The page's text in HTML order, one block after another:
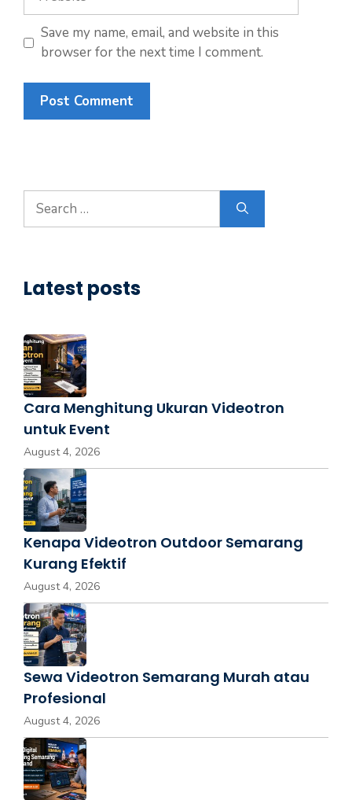
Save my name, email, and website in this
browser for the next time I comment.
Latest posts
Cara Menghitung Ukuran Videotron
untuk Event
August 4, 2026
Kenapa Videotron Outdoor Semarang
Kurang Efektif
August 4, 2026
Sewa Videotron Semarang Murah atau
Profesional
August 4, 2026